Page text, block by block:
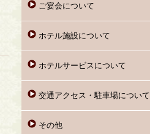
ご宴会について
ホテル施設について
ホテルサービスについて
交通アクセス・駐車場について
その他